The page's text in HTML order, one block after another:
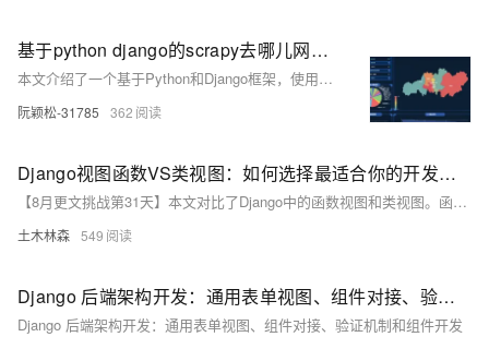
基于python django的scrapy去哪儿网数据采集与分析，包括登录注册和可视化大屏，有md5加密
本文介绍了一个基于Python和Django框架，使用Scrapy进行去哪儿网数据采集与分析的项目，包括实现登录注册功能、MD5加密以及通过可视化大屏展示分析结果的综合系统。
阮颖松-31785 362
Django视图函数VS类视图：如何选择最适合你的开发方式？
【8月更文挑战第31天】本文对比了Django中的函数视图和类视图。函数视图直接处理HTTP请求和响应，灵活且易于维护，适用于简单业务逻辑；类视图基于Python类，提供更丰富的功能和更高的灵活性，适合处理复杂业务逻辑。选择哪种视图取决于具体需求，合理使用两者可帮助你构建高效且易维护的Django应用。
土木林森 549
Django 后端架构开发：通用表单视图、组件对接、验证机制和组件开发
Django 后端架构开发：通用表单视图、组件对接、验证机制和组件开发